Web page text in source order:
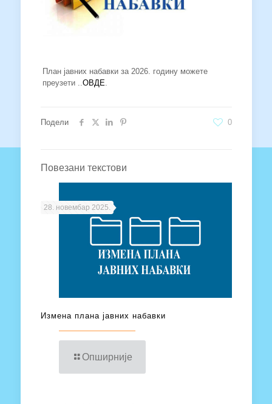
План јавних набавки за 2026. годину можете
преузети .. ОВДЕ
Подели 0
Повезани текстови
28. новембар 2025.
Измена плана јавних набавки
Опширније